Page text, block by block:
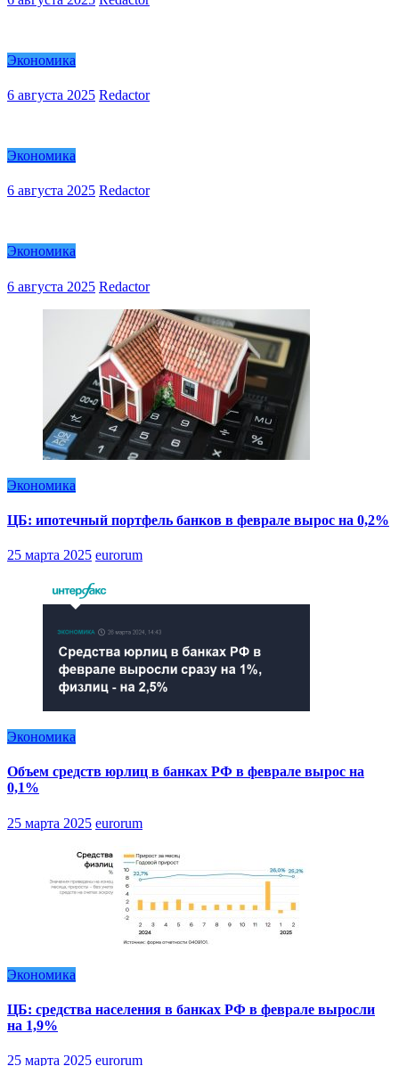
Экономика
6 августа 2025 Redactor
Экономика
6 августа 2025 Redactor
Экономика
6 августа 2025 Redactor
Экономика
ЦБ: ипотечный портфель банков в феврале вырос на 0,2%
25 марта 2025 eurorum
Экономика
Объем средств юрлиц в банках РФ в феврале вырос на
0,1%
25 марта 2025 eurorum
Экономика
ЦБ: средства населения в банках РФ в феврале выросли
на 1,9%
25 марта 2025 eurorum